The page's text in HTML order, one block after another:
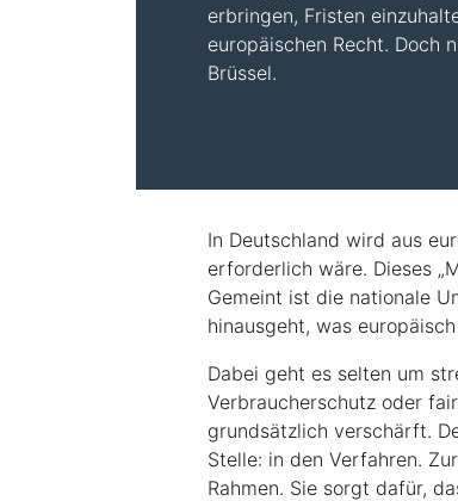
erbringen, Fristen
europäischen Recht. Doch
Brüssel.
In Deutschland wird aus
erforderlich wäre. Dieses
Gemeint ist die nationale
hinausgeht, was
Dabei geht es selten um
Verbraucherschutz oder
grundsätzlich verschärft.
Stelle: in den Verfahren.
Rahmen. Sie sorgt dafür,